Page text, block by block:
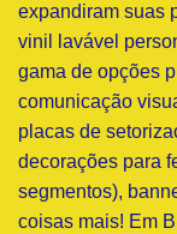
expandiram suas
vinil lavável
gama de opções
comunicação
placas de
decorações para
segmentos),
coisas mais! Em